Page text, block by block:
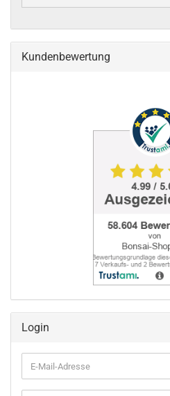
Kundenbewertung
Login
E-
Mail-
Adresse